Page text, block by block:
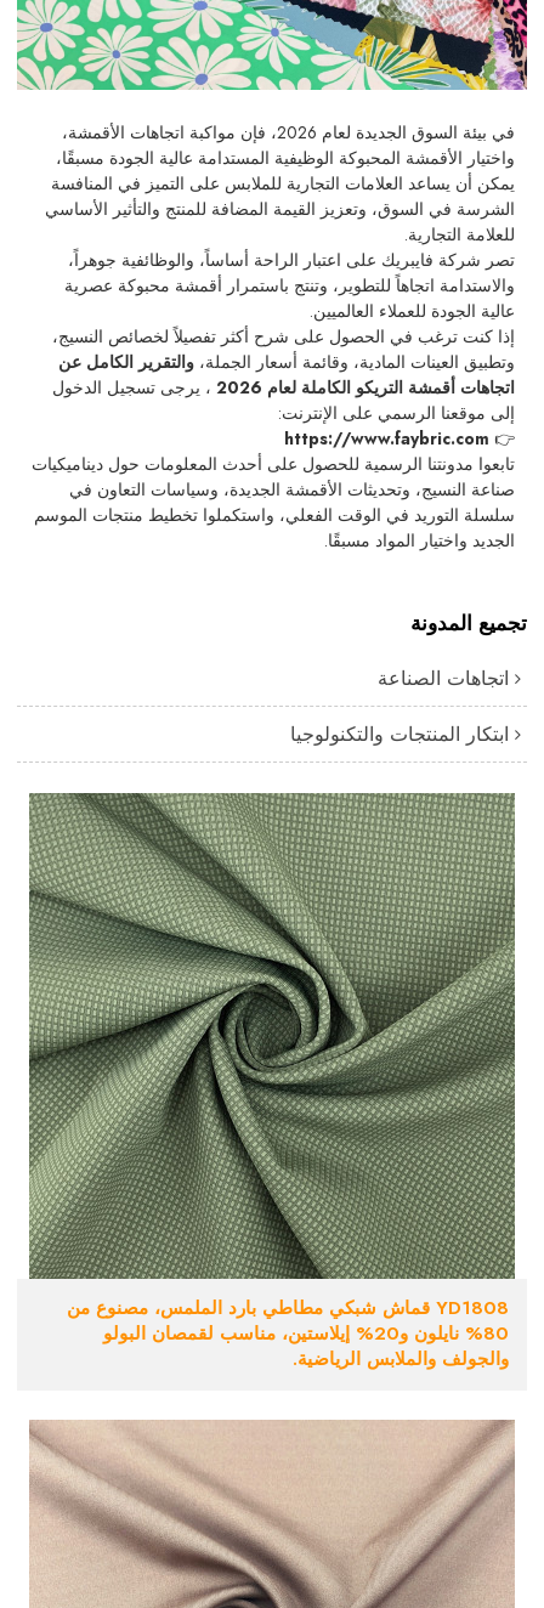
في بيئة السوق الجديدة لعام 2026، فإن مواكبة اتجاهات الأقمشة،
واختيار الأقمشة المحبوكة الوظيفية المستدامة عالية الجودة مسبقًا،
يمكن أن يساعد العلامات التجارية للملابس على التميز في المنافسة
الشرسة في السوق، وتعزيز القيمة المضافة للمنتج والتأثير الأساسي
للعلامة التجارية.
تصر شركة فايبريك على اعتبار الراحة أساساً، والوظائفية جوهراً،
والاستدامة اتجاهاً للتطوير، وتنتج باستمرار أقمشة محبوكة عصرية
عالية الجودة للعملاء العالميين.
إذا كنت ترغب في الحصول على شرح أكثر تفصيلاً لخصائص النسيج،
وتطبيق العينات المادية، وقائمة أسعار الجملة،والتقرير الكامل عن
اتجاهات أقمشة التريكو الكاملة لعام 2026
، يرجى تسجيل الدخول
إلى موقعنا الرسمي على الإنترنت:
👉
https://www.faybric.com
تابعوا مدونتنا الرسمية للحصول على أحدث المعلومات حول ديناميكيات
صناعة النسيج، وتحديثات الأقمشة الجديدة، وسياسات التعاون في
سلسلة التوريد في الوقت الفعلي، واستكملوا تخطيط منتجات الموسم
الجديد واختيار المواد مسبقًا.
تجميع المدونة
اتجاهات الصناعة
ابتكار المنتجات والتكنولوجيا
YD1808 قماش شبكي مطاطي بارد الملمس، مصنوع من
80% نايلون و20% إيلاستين، مناسب لقمصان البولو
والجولف والملابس الرياضية.